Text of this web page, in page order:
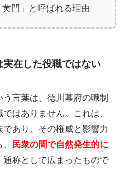
門」と呼ばれる理由
実在した役職ではない
う言葉は、徳川幕府の職制
はありません。これは、
あり、その権威と影響力
民衆の間で自然発生的に
通称として広まったもので